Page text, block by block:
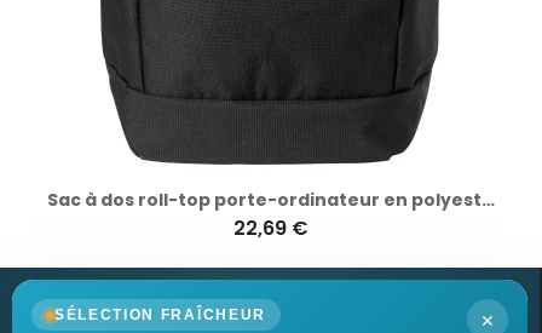
Sac à dos roll-top porte-ordinateur en polyester 600D - Oberon
22,69 €
×
SÉLECTION FRAÎCHEUR